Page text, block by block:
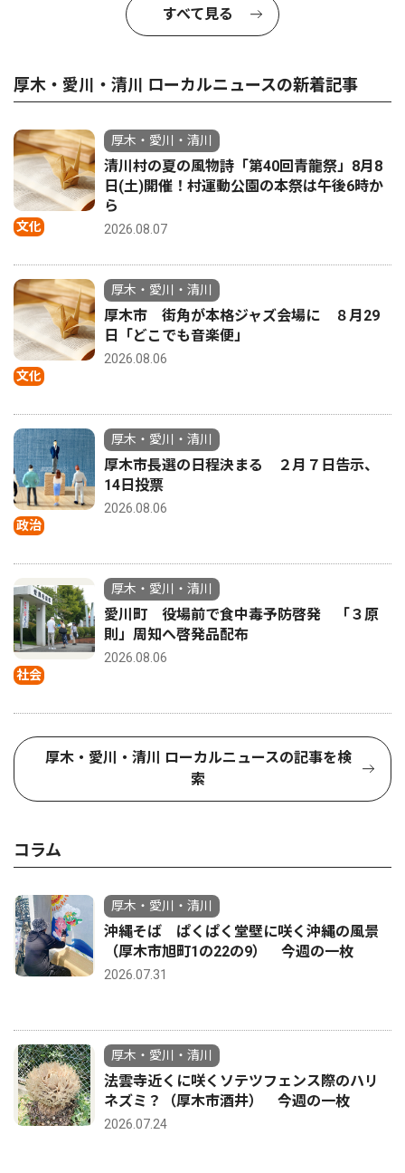
すべて見る
厚木・愛川・清川 ローカルニュースの新着記事
文化
厚木・愛川・清川
清川村の夏の風物詩「第40回青龍祭」8月8
日(土)開催！村運動公園の本祭は午後6時か
ら
2026.08.07
文化
厚木・愛川・清川
厚木市 街角が本格ジャズ会場に ８月29
日「どこでも音楽便」
2026.08.06
政治
厚木・愛川・清川
厚木市長選の日程決まる ２月７日告示、
14日投票
2026.08.06
社会
厚木・愛川・清川
愛川町 役場前で食中毒予防啓発 「３原
則」周知へ啓発品配布
2026.08.06
厚木・愛川・清川 ローカルニュースの記事を検
索
コラム
厚木・愛川・清川
沖縄そば ぱくぱく堂壁に咲く沖縄の風景
（厚木市旭町1の22の9） 今週の一枚
2026.07.31
厚木・愛川・清川
法雲寺近くに咲くソテツフェンス際のハリ
ネズミ？（厚木市酒井） 今週の一枚
2026.07.24